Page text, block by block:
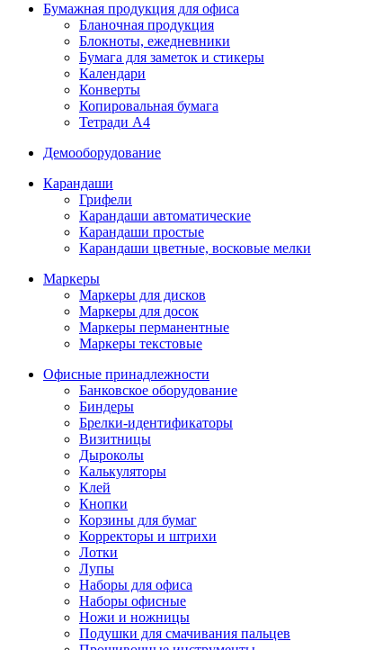
Бумажная продукция для офиса
Бланочная продукция
Блокноты, ежедневники
Бумага для заметок и стикеры
Календари
Конверты
Копировальная бумага
Тетради А4
Демооборудование
Карандаши
Грифели
Карандаши автоматические
Карандаши простые
Карандаши цветные, восковые мелки
Маркеры
Маркеры для дисков
Маркеры для досок
Маркеры перманентные
Маркеры текстовые
Офисные принадлежности
Банковское оборудование
Биндеры
Брелки-идентификаторы
Визитницы
Дыроколы
Калькуляторы
Клей
Кнопки
Корзины для бумаг
Корректоры и штрихи
Лотки
Лупы
Наборы для офиса
Наборы офисные
Ножи и ножницы
Подушки для смачивания пальцев